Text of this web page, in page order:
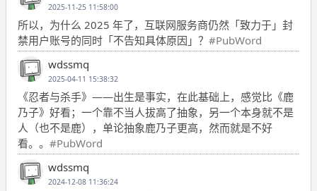
2025-11-25 11:58:00
所以，为什么 2025 年了，互联网服务商仍然「致力于」封
禁用户账号的同时「不告知具体原因」？ #PubWord
wdssmq
2025-04-11 15:38:32
《忍者与杀手》——出生是事实，在此基础上，感觉比《鹿
乃子》好看；一个靠不当人拔高了抽象，另一个本身就不是
人（也不是鹿），单论抽象鹿乃子更高，然而就是不好
看。。 #PubWord
wdssmq
2024-12-08 11:36:24